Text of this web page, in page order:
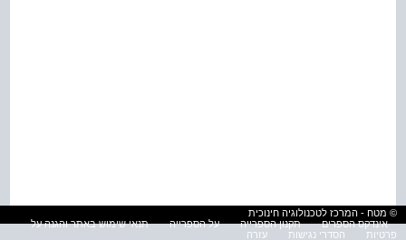
© מטח - המרכז לטכנולוגיה חינוכית
אינדקס הספרים
תקנון הספרייה על הספרייה
תנאי שימוש באתר והגנה על
פרטיות
הסדרי נגישות עזרה